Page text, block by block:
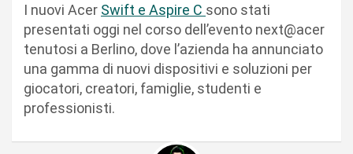
I nuovi Acer Swift e Aspire C sono stati
presentati oggi nel corso dell’evento next@acer
tenutosi a Berlino, dove l’azienda ha annunciato
una gamma di nuovi dispositivi e soluzioni per
giocatori, creatori, famiglie, studenti e
professionisti.